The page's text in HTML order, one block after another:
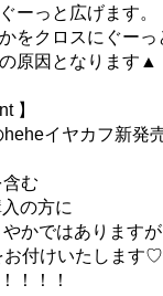
ーっと広げます。
をクロスにぐーっ
原因となります▲
】
heheイヤカフ新発
む
の方に
かではありますが
お付けいたしま
！！！